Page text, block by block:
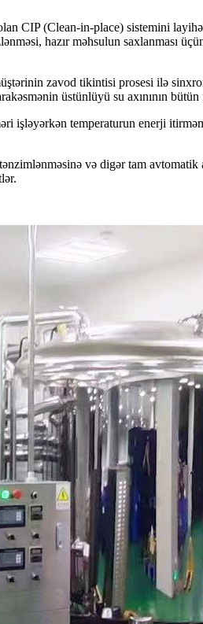
CIP (Clean-in-place) sistemini
hazır məhsulun saxlanması
zavod tikintisi prosesi ilə
üstünlüyü su axınının
işləyərkən temperaturun enerji
və digər tam